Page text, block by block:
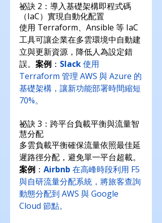
祕訣 2：導入基礎架構即程式碼
（IaC）實現自動化配置
使用 Terraform、Ansible 等 IaC
工具可讓企業在多雲環境中自動建
立與更新資源，降低人為設定錯
誤。 案例 ： Slack 使用
Terraform 管理 AWS 與 Azure 的
基礎架構，讓新功能部署時間縮短
70%。
祕訣 3：跨平台負載平衡與流量智
慧分配
多雲負載平衡確保流量依照最佳延
遲路徑分配，避免單一平台超載。
案例 ： Airbnb 在高峰時段利用 F5
與自研流量分配系統，將旅客查詢
動態分配到 AWS 與 Google
Cloud 節點。